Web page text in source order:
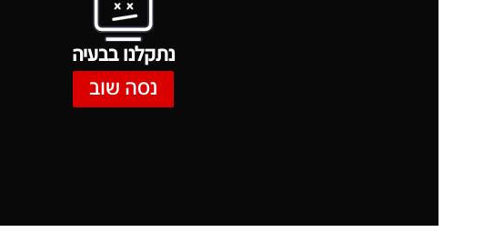
נתקלנו בבעיה
נסה שוב